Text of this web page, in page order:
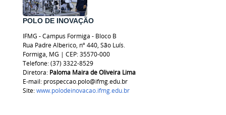
POLO DE INOVAÇÃO
IFMG - Campus Formiga - Bloco B
Rua Padre Alberico, nº 440, São Luís.
Formiga, MG | CEP: 35570-000
Telefone: (37) 3322-8529
Diretora: Paloma Maira de Oliveira Lima
E-mail: prospeccao.polo@ifmg.edu.br
Site:www.polodeinovacao.ifmg.edu.br